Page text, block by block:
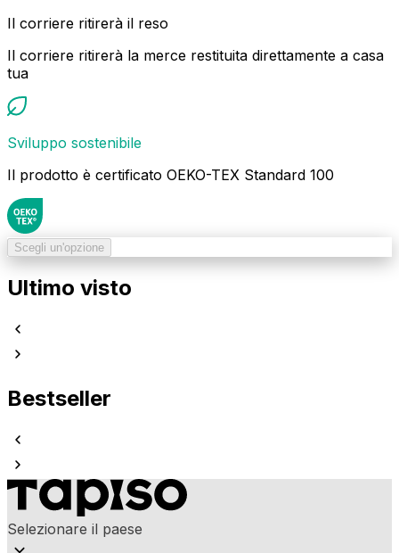
Il corriere ritirerà il reso
Il corriere ritirerà la merce restituita direttamente a casa
tua
Sviluppo sostenibile
Il prodotto è certificato OEKO-TEX Standard 100
Scegli un'opzione
Ultimo visto
Bestseller
Selezionare il paese